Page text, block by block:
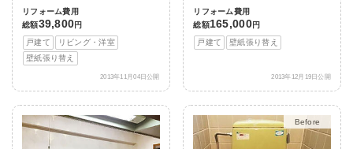
リフォーム費用
総額39,800円
戸建て
リビング・洋室
壁紙張り替え
2013年11月04日公開
リフォーム費用
総額165,000円
戸建て
壁紙張り替え
2013年12月19日公開
After